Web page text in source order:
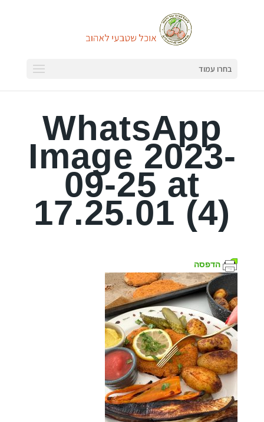
בחרו עמוד
WhatsApp
Image 2023-
09-25 at
17.25.01 (4)
הדפסה